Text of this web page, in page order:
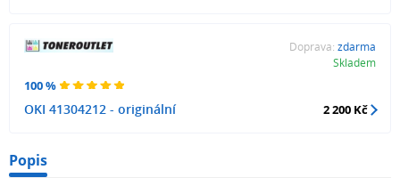
100 %
OKI 41304212 - originální
Doprava: zdarma
Skladem
2 200 Kč
Popis